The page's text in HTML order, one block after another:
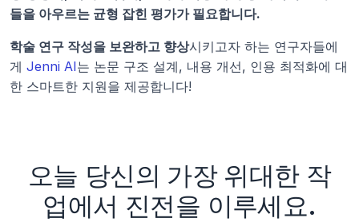
들을 아우르는 균형 잡힌 평가가 필요합니다.
학술 연구 작성을 보완하고 향상시키고자 하는 연구자들에
게 Jenni AI는 논문 구조 설계, 내용 개선, 인용 최적화에 대
한 스마트한 지원을 제공합니다!
오늘 당신의 가장 위대한 작
업에서 진전을 이루세요.